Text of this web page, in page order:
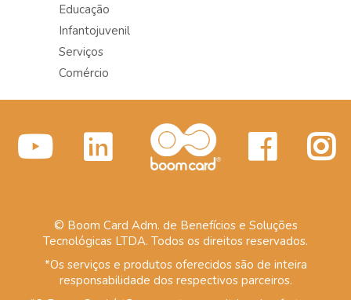
Educação
Infantojuvenil
Serviços
Comércio
© Boom Card Adm. de Benefícios e Soluções
Tecnológicas LTDA. Todos os direitos reservados.
*Os serviços e produtos oferecidos são de inteira
responsabilidade dos respectivos parceiros.